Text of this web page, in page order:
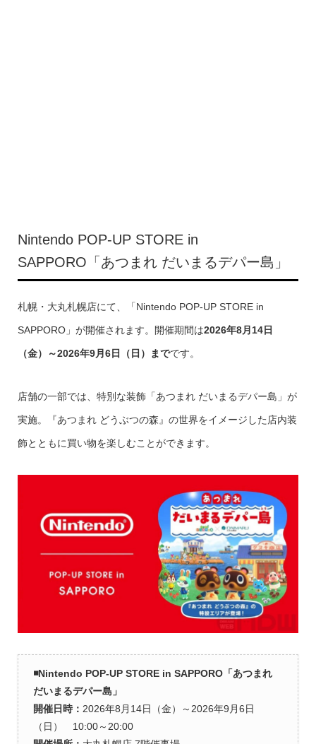
Nintendo POP-UP STORE in
SAPPORO「あつまれ だいまるデパー島」
札幌・大丸札幌店にて、「Nintendo POP-UP STORE in
SAPPORO」が開催されます。開催期間は2026年8月14日
（金）～2026年9月6日（日）までです。
店舗の一部では、特別な装飾「あつまれ だいまるデパー島」が
実施。『あつまれ どうぶつの森』の世界をイメージした店内装
飾とともに買い物を楽しむことができます。
◾️Nintendo POP-UP STORE in SAPPORO「あつまれ
だいまるデパー島」
開催日時： 2026年8月14日（金）～2026年9月6日
（日） 10:00～20:00